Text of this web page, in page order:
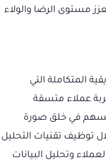
مستوى الرضا والولاء
المتكاملة التي
عملاء متسقة
يسهم في خلق صورة
توظيف تقنيات التحليل
وتحليل البيانات